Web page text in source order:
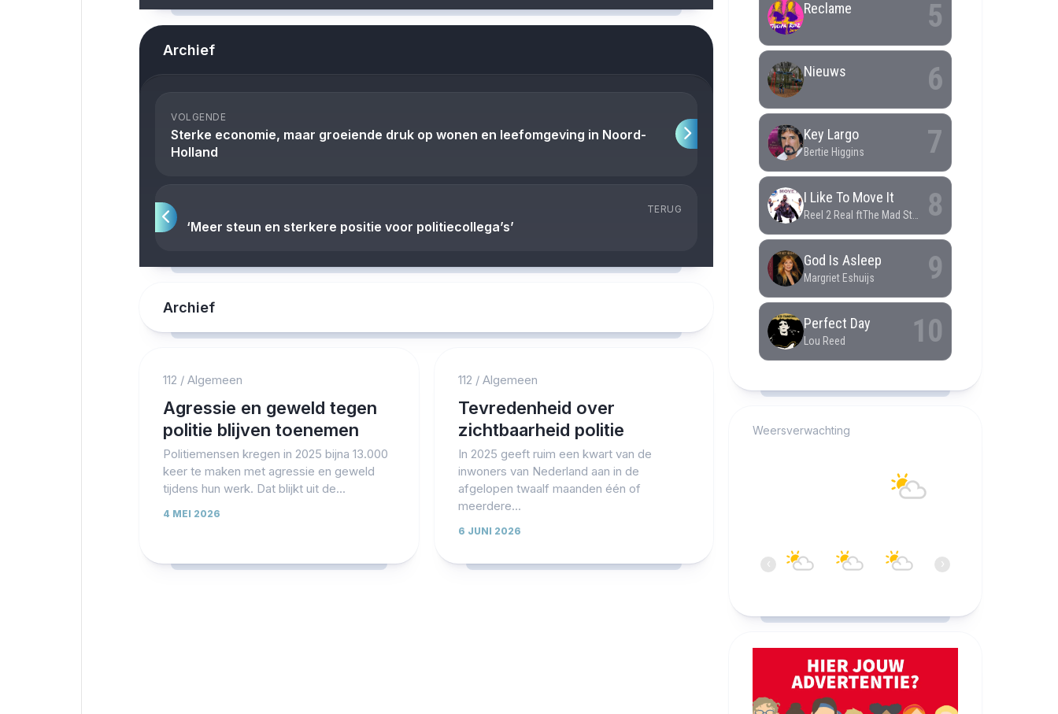
Archief
VOLGENDE
Sterke economie, maar groeiende druk op wonen en leefomgeving in Noord-
Holland
TERUG
‘Meer steun en sterkere positie voor politiecollega’s’
Archief
112 / Algemeen
Agressie en geweld tegen
politie blijven toenemen
Politiemensen kregen in 2025 bijna 13.000
keer te maken met agressie en geweld
tijdens hun werk. Dat blijkt uit de...
4 MEI 2026
112 / Algemeen
Tevredenheid over
zichtbaarheid politie
In 2025 geeft ruim een kwart van de
inwoners van Nederland aan in de
afgelopen twaalf maanden één of
meerdere...
6 JUNI 2026
Weersverwachting
‹ ›